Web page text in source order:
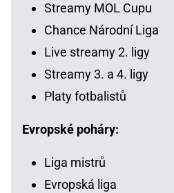
Streamy MOL Cupu
Chance Národní Liga
Live streamy 2. ligy
Streamy 3. a 4. ligy
Platy fotbalistů
Evropské poháry:
Liga mistrů
Evropská liga